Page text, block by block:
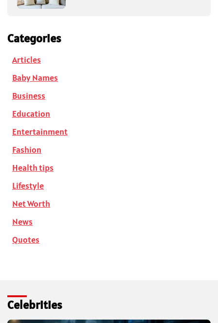
Categories
Articles
Baby Names
Business
Education
Entertainment
Fashion
Health tips
Lifestyle
Net Worth
News
Quotes
Celebrities